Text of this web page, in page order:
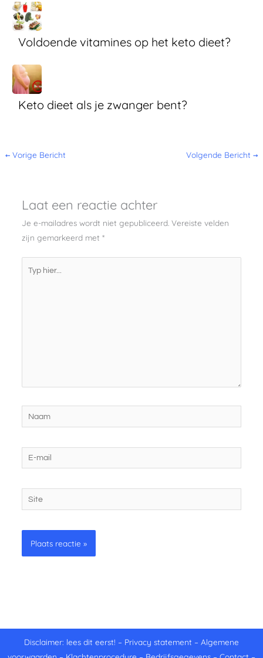
Voldoende vitamines op het keto dieet?
Keto dieet als je zwanger bent?
← Vorige Bericht Volgende Bericht →
Laat een reactie achter
Je e-mailadres wordt niet gepubliceerd. Vereiste velden
zijn gemarkeerd met *
Naam
mail
Site
Disclaimer: lees dit eerst! – Privacy statement – Algemene